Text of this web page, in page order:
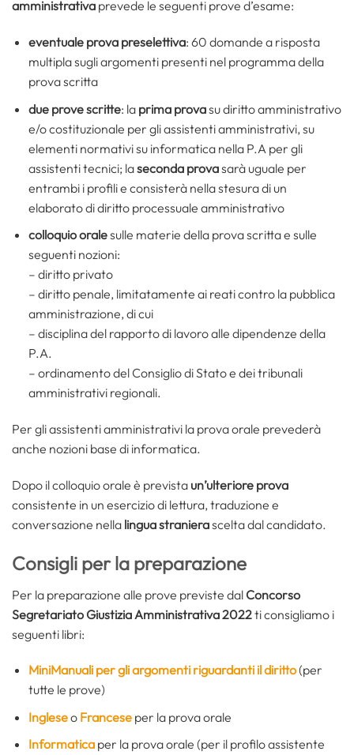
amministrativa prevede le seguenti prove d’esame:
eventuale prova preselettiva: 60 domande a risposta
multipla sugli argomenti presenti nel programma della
prova scritta
due prove scritte: la prima provasu diritto amministrativo
e/o costituzionale per gli assistenti amministrativi, su
elementi normativi su informatica nella P.A per gli
assistenti tecnici; laseconda provasarà uguale per
entrambi i profili e consisterà nella stesura di un
elaborato di diritto processuale amministrativo
colloquio oralesulle materie della prova scritta e sulle
seguenti nozioni:
– diritto privato
– diritto penale, limitatamente ai reati contro la pubblica
amministrazione, di cui
– disciplina del rapporto di lavoro alle dipendenze della
P.A.
– ordinamento del Consiglio di Stato e dei tribunali
amministrativi regionali.
Per gli assistenti amministrativi la prova orale prevederà
anche nozioni base di informatica.
Dopo il colloquio orale è prevista un’ulteriore prova
consistente in un esercizio di lettura, traduzione e
conversazione nella lingua stranierascelta dal candidato.
Consigli per la preparazione
Per la preparazione alle prove previste dal Concorso
Segretariato Giustizia Amministrativa 2022ti consigliamo i
seguenti libri:
MiniManuali per gli argomenti riguardanti il diritto(per
tutte le prove)
Ingleseo Franceseper la prova orale
Informaticaper la prova orale (per il profilo assistente